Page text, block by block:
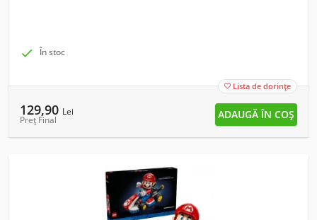
 În stoc
 Lista de dorințe
129,90 Lei
Preț Final